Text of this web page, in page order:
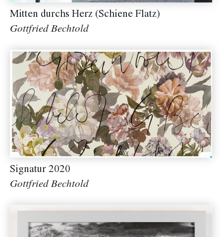
Mitten durchs Herz (Schiene Flatz)
Gottfried Bechtold
Signatur 2020
Gottfried Bechtold